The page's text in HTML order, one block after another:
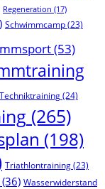
Regeneration (17)
Schwimmcamp(23)
(53)
Techniktraining(24)
(265)
(198)
Triathlontraining(23)
(36) Wasserwiderstand